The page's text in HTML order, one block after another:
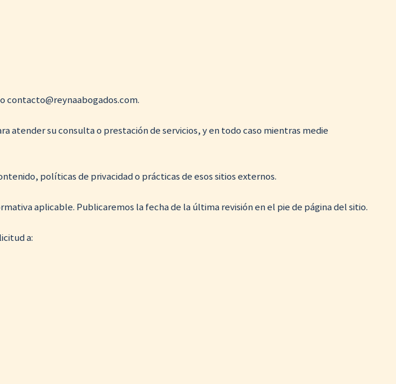
contacto@reynaabogados.com.
atender su consulta o prestación de servicios, y en todo caso mientras medie
políticas de privacidad o prácticas de esos sitios externos.
aplicable. Publicaremos la fecha de la última revisión en el pie de página del sitio.
a: